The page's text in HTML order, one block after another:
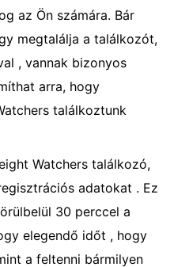
az Ön számára. Bár
megtalálja a találkozót,
, vannak bizonyos
arra, hogy
találkoztunk
Watchers találkozó,
adatokat . Ez
30 perccel a
elegendő időt , hogy
a feltenni bármilyen